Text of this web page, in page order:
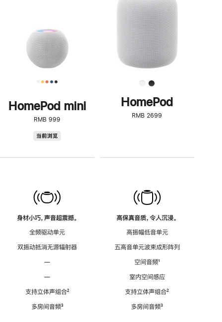
HomePod mini
RMB 999
当前浏览
身材小巧，声音超震撼。
全频驱动单元
双振动抵消无源辐射器
—
—
支持立体声组合脚
²
多房间音频脚
³
了
解
HomePod<
HomePod
RMB 2699
高保真音质，令人沉浸。
高振幅低音单元
五高音单元波束成形阵列
空间音频脚
¹
室内空间感应
支持立体声组合脚
²
多房间音频脚
³